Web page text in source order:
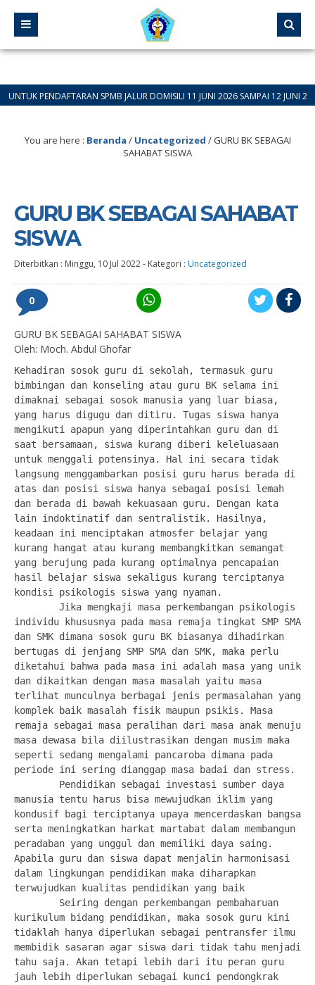
SPMB JALUR DOMISILI 11 JUNI 2026 SAMPAI 12 JUNI 2026
You are here : Beranda / Uncategorized /GURU BK SEBAGAI
SAHABAT SISWA
GURU BK SEBAGAI SAHABAT
SISWA
Diterbitkan : Minggu, 10 Jul 2022- Kategori : Uncategorized
0
GURU BK SEBAGAI SAHABAT SISWA
Oleh: Moch. Abdul Ghofar
Kehadiran sosok guru di sekolah, termasuk guru
bimbingan dan konseling atau guru BK selama ini
dimaknai sebagai sosok manusia yang luar biasa,
yang harus digugu dan ditiru. Tugas siswa hanya
mengikuti apapun yang diperintahkan guru dan di
saat bersamaan, siswa kurang diberi keleluasaan
untuk menggali potensinya. Hal ini secara tidak
langsung menggambarkan posisi guru harus berada di
atas dan posisi siswa hanya sebagai posisi lemah
dan berada di bawah kekuasaan guru. Dengan kata
lain indoktinatif dan sentralistik. Hasilnya,
keadaan ini menciptakan atmosfer belajar yang
kurang hangat atau kurang membangkitkan semangat
yang berujung pada kurang optimalnya pencapaian
hasil belajar siswa sekaligus kurang terciptanya
kondisi psikologis siswa yang nyaman.
individu khususnya pada masa remaja tingkat SMP SMA
dan SMK dimana sosok guru BK biasanya dihadirkan
bertugas di jenjang SMP SMA dan SMK, maka perlu
diketahui bahwa pada masa ini adalah masa yang unik
dan dikaitkan dengan masa masalah yaitu masa
terlihat munculnya berbagai jenis permasalahan yang
komplek baik masalah fisik maupun psikis. Masa
remaja sebagai masa peralihan dari masa anak menuju
masa dewasa bila diilustrasikan dengan musim maka
seperti sedang mengalami pancaroba dimana pada
periode ini sering dianggap masa badai dan stress.
manusia tentu harus bisa mewujudkan iklim yang
kondusif bagi terciptanya upaya mencerdaskan bangsa
serta meningkatkan harkat martabat dalam membangun
peradaban yang unggul dan memiliki daya saing.
Apabila guru dan siswa dapat menjalin harmonisasi
dalam lingkungan pendidikan maka diharapkan
terwujudkan kualitas pendidikan yang baik
kurikulum bidang pendidikan, maka sosok guru kini
tidaklah hanya diperlukan sebagai pentransfer ilmu
membidik sasaran agar siswa dari tidak tahu menjadi
tahu saja. Akan tetapi lebih dari itu peran guru
jauh lebih diperlukan sebagai kunci pendongkrak